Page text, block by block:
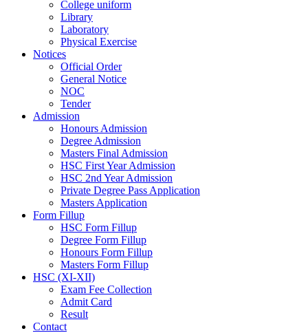
College uniform
Library
Laboratory
Physical Exercise
Notices
Official Order
General Notice
NOC
Tender
Admission
Honours Admission
Degree Admission
Masters Final Admission
HSC First Year Admission
HSC 2nd Year Admission
Private Degree Pass Application
Masters Application
Form Fillup
HSC Form Fillup
Degree Form Fillup
Honours Form Fillup
Masters Form Fillup
HSC (XI-XII)
Exam Fee Collection
Admit Card
Result
Contact